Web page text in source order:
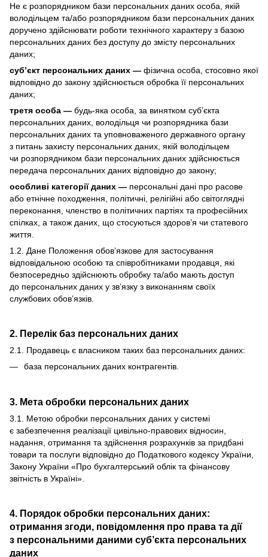
Не є розпорядником бази персональних даних особа, якій
володільцем та/або розпорядником бази персональних даних
доручено здійснювати роботи технічного характеру з базою
персональних даних без доступу до змісту персональних
даних;
суб’єкт персональних даних — фізична особа, стосовно якої
відповідно до закону здійснюється обробка її персональних
даних;
третя особа — будь-яка особа, за винятком суб’єкта
персональних даних, володільця чи розпорядника бази
персональних даних та уповноваженого державного органу
з питань захисту персональних даних, якій володільцем
чи розпорядником бази персональних даних здійснюється
передача персональних даних відповідно до закону;
особливі категорії даних — персональні дані про расове
або етнічне походження, політичні, релігійні або світоглядні
переконання, членство в політичних партіях та професійних
спілках, а також даних, що стосуються здоров’я чи статевого
життя.
1.2. Дане Положення обов’язкове для застосування
відповідальною особою та співробітниками продавця, які
безпосередньо здійснюють обробку та/або мають доступ
до персональних даних у зв’язку з виконанням своїх
службових обов’язків.
2. Перелік баз персональних даних
2.1. Продавець є власником таких баз персональних даних:
база персональних даних контрагентів.
3. Мета обробки персональних даних
3.1. Метою обробки персональних даних у системі
є забезпечення реалізації цивільно-правових відносин,
надання, отримання та здійснення розрахунків за придбані
товари та послуги відповідно до Податкового кодексу України,
Закону України «Про бухгалтерський облік та фінансову
звітність в Україні».
4. Порядок обробки персональних даних:
отримання згоди, повідомлення про права та дії
з персональними даними суб’єкта персональних
даних